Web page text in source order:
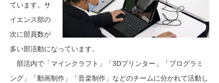
ています。サ
イエンス部の
次に部員数が
多い部活動になっています。
部活内で「マインクラフト」「3Dプリンター」「プログラミ
ング」「動画制作」「音楽制作」などのチームに分かれて活動し